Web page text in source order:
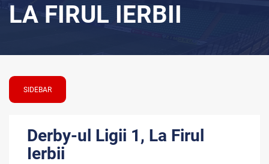
LA FIRUL IERBII
SIDEBAR
Derby-ul Ligii 1, La Firul
Ierbii